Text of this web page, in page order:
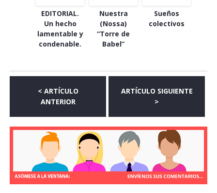
EDITORIAL.
Un hecho
lamentable y
condenable.
Nuestra
(Nossa)
“Torre de
Babel”
Sueños
colectivos
< ARTÍCULO
ANTERIOR
ARTÍCULO SIGUIENTE
>